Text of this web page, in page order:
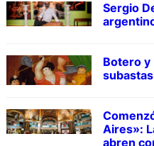
Sergio
Botero y
Aires»:
abren